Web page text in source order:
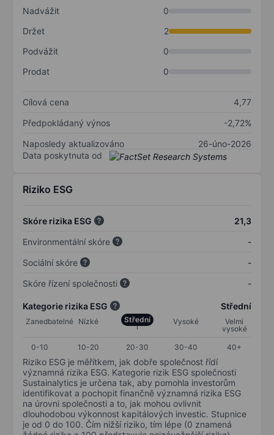
Nadvážit
0
Držet
2
Podvážit
0
Prodat
0
Cílová cena
4,77
Předpokládaný výnos
-2,72%
Naposledy aktualizováno
26-úno-2026
Data poskytnuta od
Riziko ESG
Skóre rizika ESG
21,3
Environmentální skóre
-
Sociální skóre
-
Skóre řízení společnosti
-
Kategorie rizika ESG Střední
Zanedbatelné Nízké Střední Vysoké
Velmi
vysoké
0-10
10-20 20-30 30-40 40+
Riziko ESG je měřítkem, jak dobře společnost řídí
významná rizika ESG. Kategorie rizik ESG společnosti
Sustainalytics je určena tak, aby pomohla investorům
identifikovat a pochopit finančně významná rizika ESG
na úrovni společnosti a to, jak mohou ovlivnit
dlouhodobou výkonnost kapitálových investic. Stupnice
je od 0 do 100. Čím nižší riziko, tím lépe (0 znamená